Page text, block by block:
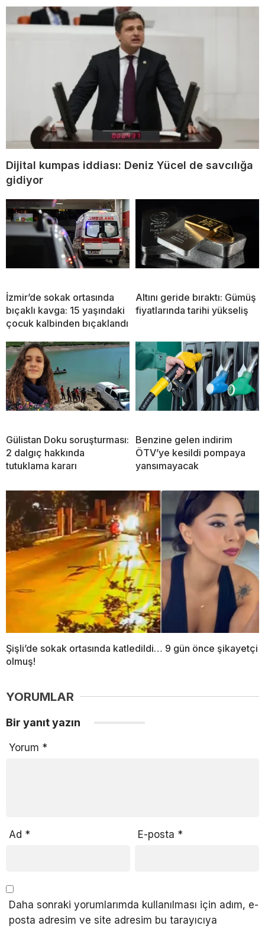
Dijital kumpas iddiası: Deniz Yücel de savcılığa
gidiyor
İzmir’de sokak ortasında
bıçaklı kavga: 15 yaşındaki
çocuk kalbinden bıçaklandı
Altını geride bıraktı: Gümüş
fiyatlarında tarihi yükseliş
Gülistan Doku soruşturması:
2 dalgıç hakkında
tutuklama kararı
Benzine gelen indirim
ÖTV’ye kesildi pompaya
yansımayacak
Şişli’de sokak ortasında katledildi… 9 gün önce şikayetçi
olmuş!
YORUMLAR
Bir yanıt yazın
Yorum *
Ad * E-posta *
Daha sonraki yorumlarımda kullanılması için adım, e-
posta adresim ve site adresim bu tarayıcıya